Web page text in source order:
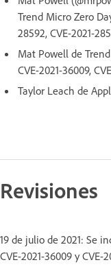
Trend Micro Zero
28592, CVE-2021-
Mat Powell de
CVE-2021-36009,
Taylor Leach de
Revisiones
19 de julio de 2021: Se
CVE-2021-36009 y CVE-